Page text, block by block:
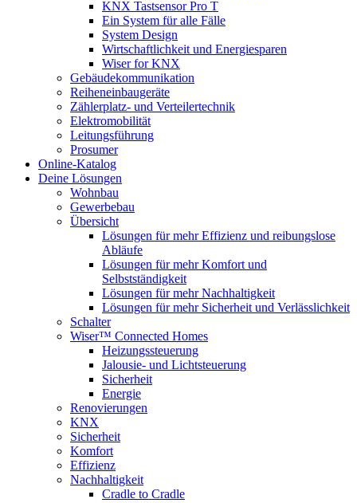
KNX Tastsensor Pro T
Ein System für alle Fälle
System Design
Wirtschaftlichkeit und Energiesparen
Wiser for KNX
Gebäudekommunikation
Reiheneinbaugeräte
Zählerplatz- und Verteilertechnik
Elektromobilität
Leitungsführung
Prosumer
Online-Katalog
Deine Lösungen
Wohnbau
Gewerbebau
Übersicht
Lösungen für mehr Effizienz und reibungslose
Abläufe
Lösungen für mehr Komfort und
Selbstständigkeit
Lösungen für mehr Nachhaltigkeit
Lösungen für mehr Sicherheit und Verlässlichkeit
Schalter
Wiser™ Connected Homes
Heizungssteuerung
Jalousie- und Lichtsteuerung
Sicherheit
Energie
Renovierungen
KNX
Sicherheit
Komfort
Effizienz
Nachhaltigkeit
Cradle to Cradle